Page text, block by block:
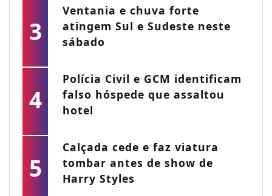
3
Ventania e chuva forte
atingem Sul e Sudeste neste
sábado
4
Polícia Civil e GCM identificam
falso hóspede que assaltou
hotel
5
Calçada cede e faz viatura
tombar antes de show de
Harry Styles